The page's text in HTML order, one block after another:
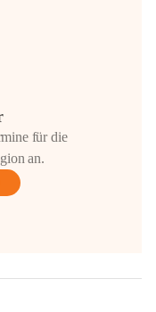
für die
an.